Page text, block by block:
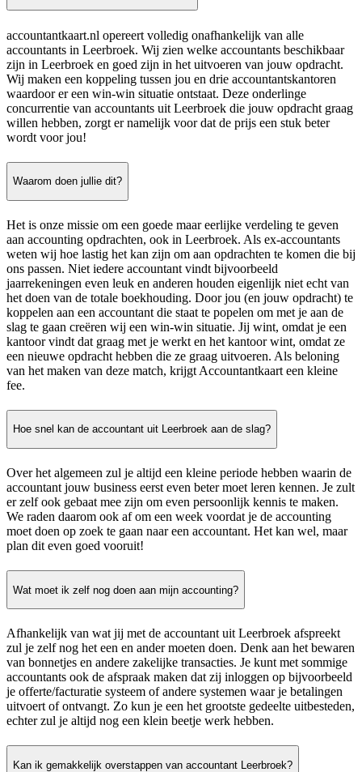
accountantkaart.nl opereert volledig onafhankelijk van alle
accountants in Leerbroek. Wij zien welke accountants beschikbaar
zijn in Leerbroek en goed zijn in het uitvoeren van jouw opdracht.
Wij maken een koppeling tussen jou en drie accountantskantoren
waardoor er een win-win situatie ontstaat. Deze onderlinge
concurrentie van accountants uit Leerbroek die jouw opdracht graag
willen hebben, zorgt er namelijk voor dat de prijs een stuk beter
wordt voor jou!
Waarom doen jullie dit?
Het is onze missie om een goede maar eerlijke verdeling te geven
aan accounting opdrachten, ook in Leerbroek. Als ex-accountants
weten wij hoe lastig het kan zijn om aan opdrachten te komen die bij
ons passen. Niet iedere accountant vindt bijvoorbeeld
jaarrekeningen even leuk en anderen houden eigenlijk niet echt van
het doen van de totale boekhouding. Door jou (en jouw opdracht) te
koppelen aan een accountant die staat te popelen om met je aan de
slag te gaan creëren wij een win-win situatie. Jij wint, omdat je een
kantoor vindt dat graag met je werkt en het kantoor wint, omdat ze
een nieuwe opdracht hebben die ze graag uitvoeren. Als beloning
van het maken van deze match, krijgt Accountantkaart een kleine
fee.
Hoe snel kan de accountant uit Leerbroek aan de slag?
Over het algemeen zul je altijd een kleine periode hebben waarin de
accountant jouw business eerst even beter moet leren kennen. Je zult
er zelf ook gebaat mee zijn om even persoonlijk kennis te maken.
We raden daarom ook af om een week voordat je de accounting
moet doen op zoek te gaan naar een accountant. Het kan wel, maar
plan dit even goed vooruit!
Wat moet ik zelf nog doen aan mijn accounting?
Afhankelijk van wat jij met de accountant uit Leerbroek afspreekt
zul je zelf nog het een en ander moeten doen. Denk aan het bewaren
van bonnetjes en andere zakelijke transacties. Je kunt met sommige
accountants ook de afspraak maken dat zij inloggen op bijvoorbeeld
je offerte/facturatie systeem of andere systemen waar je betalingen
uitvoert of ontvangt. Zo kun je een het grootste gedeelte uitbesteden,
echter zul je altijd nog een klein beetje werk hebben.
Kan ik gemakkelijk overstappen van accountant Leerbroek?